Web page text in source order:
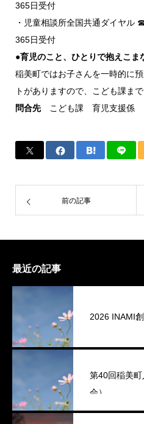
365日受付
・児童相談所全国共通ダイヤル
365日受付
●育児のこと、ひとりで抱えこま
稲美町ではお子さんを一時的に
トがありますので、こども課ま
問合先こども課 育児支援係
前の記事
最近の記事
2026 INAMI
第40回稲美
会）